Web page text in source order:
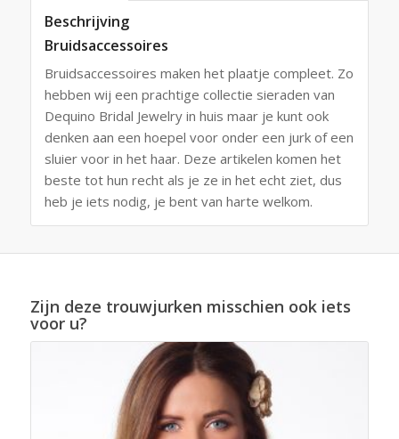
Beschrijving
Bruidsaccessoires
Bruidsaccessoires maken het plaatje compleet. Zo
hebben wij een prachtige collectie sieraden van
Dequino Bridal Jewelry in huis maar je kunt ook
denken aan een hoepel voor onder een jurk of een
sluier voor in het haar. Deze artikelen komen het
beste tot hun recht als je ze in het echt ziet, dus
heb je iets nodig, je bent van harte welkom.
Zijn deze trouwjurken misschien ook iets
voor u?